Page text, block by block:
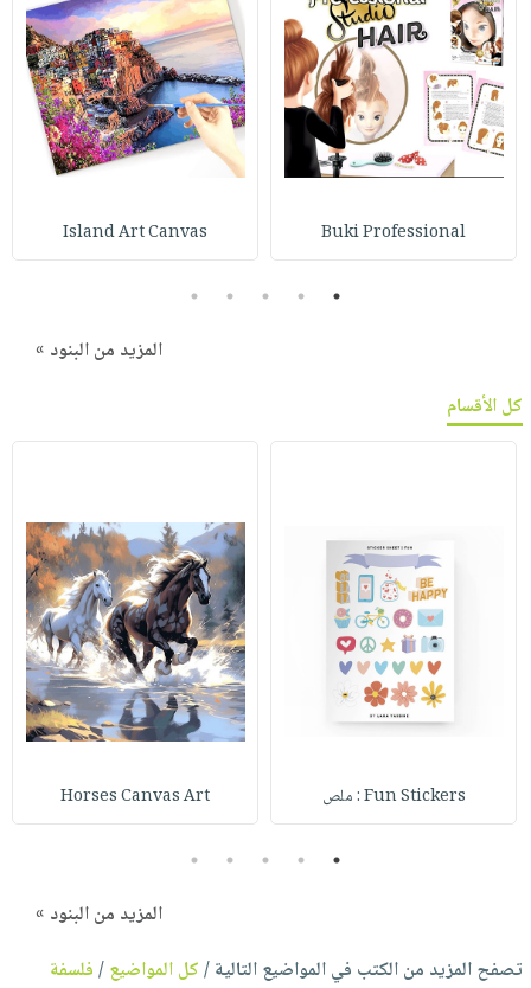
Buki Professional
Island Art Canvas
1
2
3
4
5
المزيد من البنود »
كل الأقسام
Fun Stickers : ملص Horses Canvas Art
1
2
3
4
5
المزيد من البنود »
تصفح المزيد من الكتب في المواضيع التالية /كل المواضيع/فلسفة